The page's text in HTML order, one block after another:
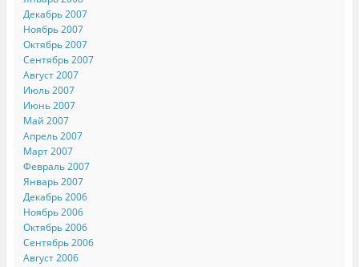
Декабрь 2007
Ноябрь 2007
Октябрь 2007
Сентябрь 2007
Август 2007
Июль 2007
Июнь 2007
Май 2007
Апрель 2007
Март 2007
Февраль 2007
Январь 2007
Декабрь 2006
Ноябрь 2006
Октябрь 2006
Сентябрь 2006
Август 2006